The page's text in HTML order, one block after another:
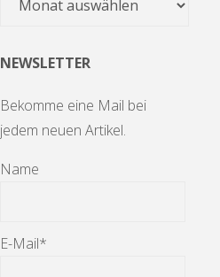
NEWSLETTER
Bekomme eine Mail bei
jedem neuen Artikel.
Name
E-Mail*